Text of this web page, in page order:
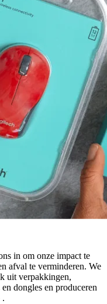
in om onze impact te
afval te verminderen. We
uit verpakkingen,
dongles en produceren
.